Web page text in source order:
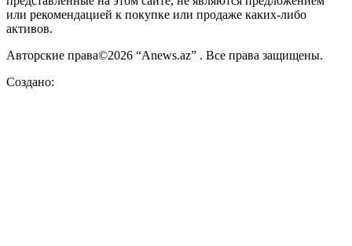
или рекомендацией к покупке или продаже каких-либо
активов.
Авторские права©2026 “Anews.az” . Все права защищены.
Создано: